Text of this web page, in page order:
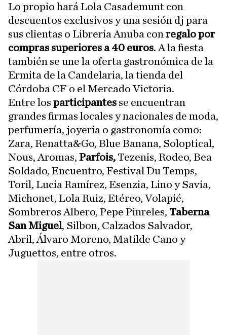
Lo propio hará Lola Casademunt con
descuentos exclusivos y una sesión dj para
sus clientas o Librería Anuba con regalo por
compras superiores a 40 euros. A la fiesta
también se une la oferta gastronómica de la
Ermita de la Candelaria, la tienda del
Córdoba CF o el Mercado Victoria.
Entre los participantes se encuentran
grandes firmas locales y nacionales de moda,
perfumería, joyería o gastronomía como:
Zara, Renatta&Go, Blue Banana, Soloptical,
Nous, Aromas, Parfois, Tezenis, Rodeo, Bea
Soldado, Encuentro, Festival Du Temps,
Toril, Lucía Ramírez, Esenzia, Lino y Savia,
Michonet, Lola Ruiz, Etéreo, Volapié,
Sombreros Albero, Pepe Pinreles, Taberna
San Miguel, Silbon, Calzados Salvador,
Abril, Álvaro Moreno, Matilde Cano y
Juguettos, entre otros.